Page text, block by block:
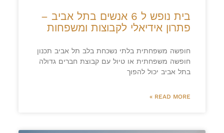
בית נופש ל 6 אנשים בתל אביב –
פתרון אידיאלי לקבוצות ומשפחות
חופשה משפחתית בלתי נשכחת בלב תל אביב תכנון
חופשה משפחתית או טיול עם קבוצת חברים גדולה
בתל אביב יכול להפוך
READ MORE »